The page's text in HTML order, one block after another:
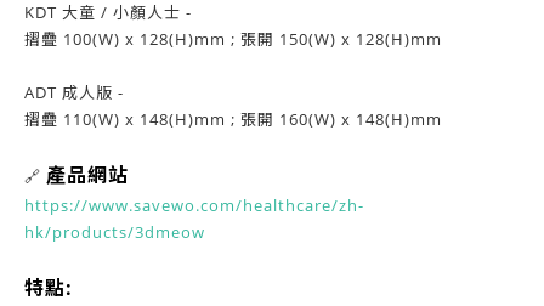
KDT 大童 / 小顏人士 -
摺疊 100(W) x 128(H)mm ; 張開 150(W) x 128(H)mm
ADT 成人版 -
摺疊 110(W) x 148(H)mm ; 張開 160(W) x 148(H)mm
🔗 產品網站
https://www.savewo.com/healthcare/zh-
hk/products/3dmeow
特點: